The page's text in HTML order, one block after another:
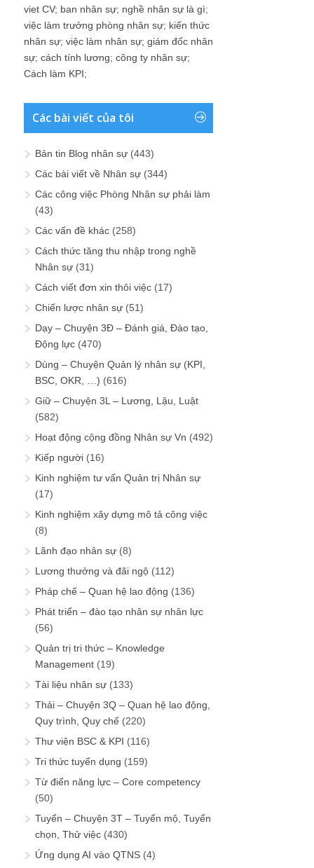
viet CV; ban nhân sự; nghề nhân sự là gì;
việc làm trưởng phòng nhân sự; kiến thức
nhân sự; việc làm nhân sự; giám đốc nhân
sự; cách tính lương; công ty nhân sự;
Cách làm KPI;
Các bài viết của tôi
Bản tin Blog nhân sự (443)
Các bài viết về Nhân sự (344)
Các công việc Phòng Nhân sự phải làm
(43)
Các vấn đề khác (258)
Cách thức tăng thu nhập trong nghề
Nhân sự (31)
Cách viết đơn xin thôi việc (17)
Chiến lược nhân sự (51)
Dạy – Chuyện 3Đ – Đánh giá, Đào tạo,
Động lực (470)
Dùng – Chuyện Quản lý nhân sự (KPI,
BSC, OKR, …) (616)
Giữ – Chuyện 3L – Lương, Lậu, Luật
(582)
Hoạt động cộng đồng Nhân sự Vn (492)
Kiếp người (16)
Kinh nghiệm tư vấn Quản trị Nhân sự
(17)
Kinh nghiệm xây dựng mô tả công việc
(8)
Lãnh đạo nhân sự (8)
Lương thưởng và đãi ngộ (112)
Pháp chế – Quan hệ lao động (136)
Phát triển – đào tạo nhân sự nhân lực
(56)
Quản trị tri thức – Knowledge
Management (19)
Tài liệu nhân sự (133)
Thải – Chuyện 3Q – Quan hệ lao động,
Quy trình, Quy chế (220)
Thư viện BSC & KPI (116)
Tri thức tuyển dụng (159)
Từ điển năng lực – Core competency
(50)
Tuyển – Chuyện 3T – Tuyển mộ, Tuyển
chọn, Thử việc (430)
Ứng dụng AI vào QTNS (4)